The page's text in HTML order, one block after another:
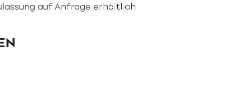
auf Anfrage erhältlich